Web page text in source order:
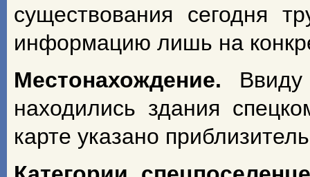
существования сегодня
информацию лишь на
Местонахождение.
находились здания
карте указано